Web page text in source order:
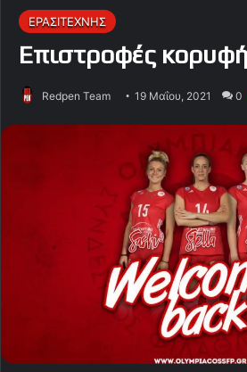
ΕΡΑΣΙΤΕΧΝΗΣ
Επιστροφές
Redpen Team 19 Μαΐου, 2021 0